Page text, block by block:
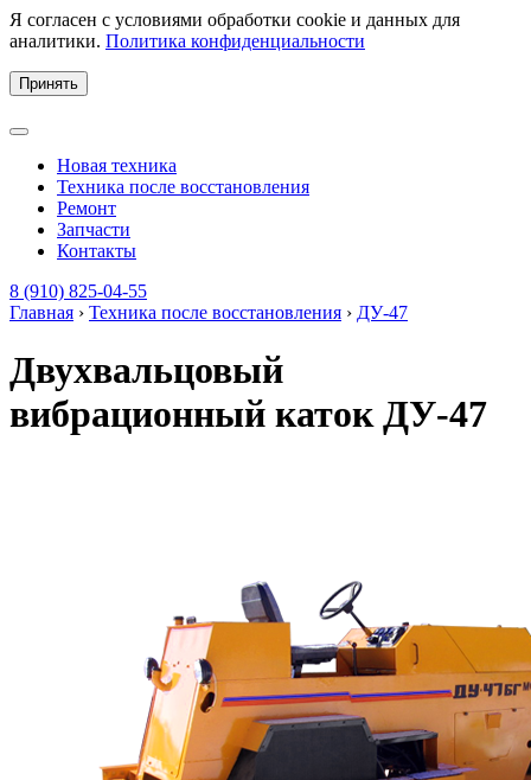
Я согласен с условиями обработки cookie и данных для
аналитики. Политика конфиденциальности
Принять
Новая техника
Техника после восстановления
Ремонт
Запчасти
Контакты
8 (910) 825-04-55
Главная › Техника после восстановления › ДУ-47
Двухвальцовый
вибрационный каток ДУ-47